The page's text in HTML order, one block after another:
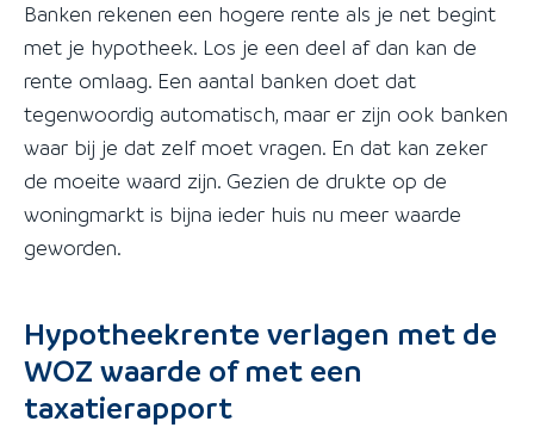
Banken rekenen een hogere rente als je net begint
met je hypotheek. Los je een deel af dan kan de
rente omlaag. Een aantal banken doet dat
tegenwoordig automatisch, maar er zijn ook banken
waar bij je dat zelf moet vragen. En dat kan zeker
de moeite waard zijn. Gezien de drukte op de
woningmarkt is bijna ieder huis nu meer waarde
geworden.
Hypotheekrente verlagen met de
WOZ waarde of met een
taxatierapport